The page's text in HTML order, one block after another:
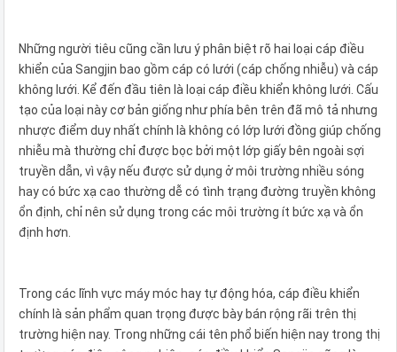
Những người tiêu cũng cần lưu ý phân biệt rõ hai loại cáp điều
khiển của Sangjin bao gồm cáp có lưới (cáp chống nhiễu) và cáp
không lưới. Kể đến đầu tiên là loại cáp điều khiển không lưới. Cấu
tạo của loại này cơ bản giống như phía bên trên đã mô tả nhưng
nhược điểm duy nhất chính là không có lớp lưới đồng giúp chống
nhiễu mà thường chỉ được bọc bởi một lớp giấy bên ngoài sợi
truyền dẫn, vì vậy nếu được sử dụng ở môi trường nhiều sóng
hay có bức xạ cao thường dễ có tình trạng đường truyền không
ổn định, chỉ nên sử dụng trong các môi trường ít bức xạ và ổn
định hơn.
Trong các lĩnh vực máy móc hay tự động hóa, cáp điều khiển
chính là sản phẩm quan trọng được bày bán rộng rãi trên thị
trường hiện nay. Trong những cái tên phổ biến hiện nay trong thị